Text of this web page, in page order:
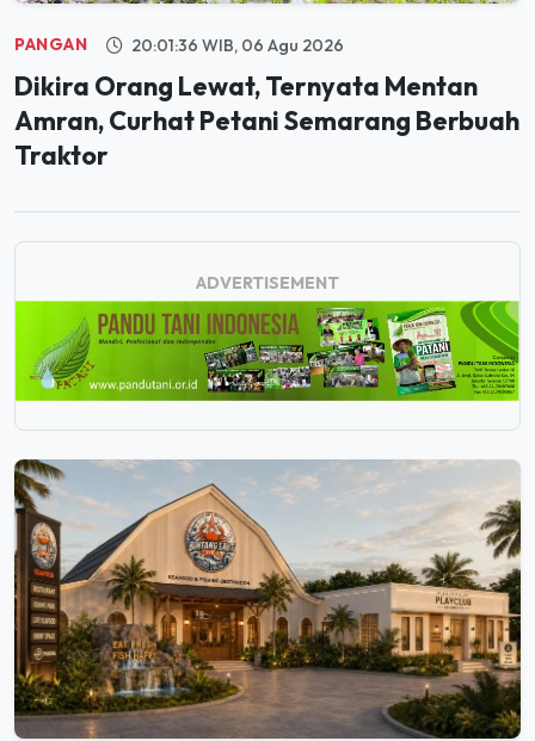
PANGAN 20:01:36 WIB, 06 Agu 2026
Dikira Orang Lewat, Ternyata Mentan
Amran, Curhat Petani Semarang Berbuah
Traktor
ADVERTISEMENT